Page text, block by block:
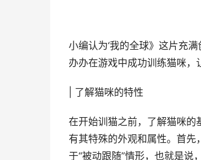
小编认为‘我的全球》这片充
办办在游戏中成功训练猫咪，
| 了解猫咪的特性
在开始训猫之前，了解猫咪的
有其特殊的外观和属性。首先
于“被动跟随”情形，也就是说